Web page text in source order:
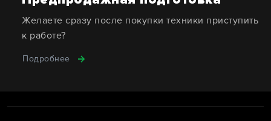
Желаете сразу после покупки техники приступить
к работе?
Подробнее